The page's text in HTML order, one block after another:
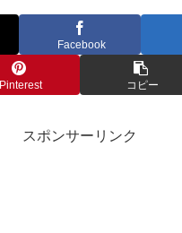
Facebook
Pinterest コピー
スポンサーリンク